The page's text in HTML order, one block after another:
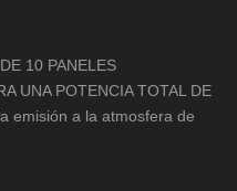
10 PANELES
UNA POTENCIA TOTAL DE
emisión a la atmosfera de